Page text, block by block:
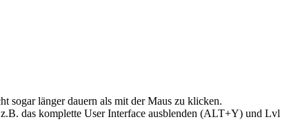
sogar länger dauern als mit der Maus zu klicken.
das komplette User Interface ausblenden (ALT+Y) und Lvl